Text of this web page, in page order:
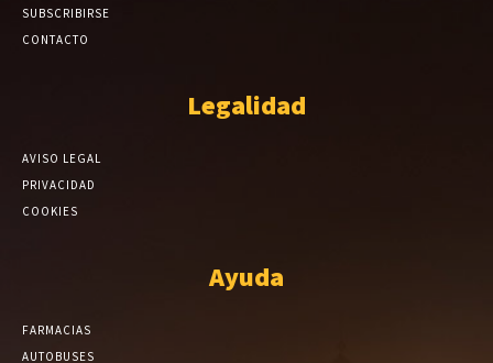
SUBSCRIBIRSE
CONTACTO
Legalidad
AVISO LEGAL
PRIVACIDAD
COOKIES
Ayuda
FARMACIAS
AUTOBUSES